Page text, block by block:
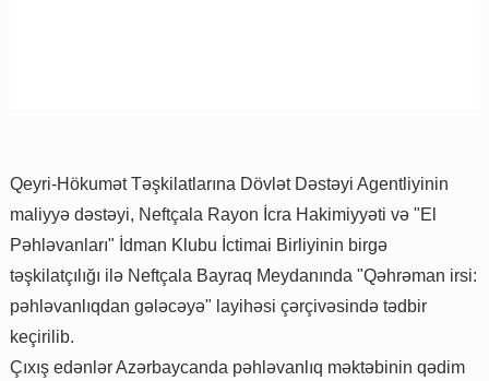
Qeyri-Hökumət Təşkilatlarına Dövlət Dəstəyi Agentliyinin
maliyyə dəstəyi, Neftçala Rayon İcra Hakimiyyəti və "El
Pəhləvanları" İdman Klubu İctimai Birliyinin birgə
təşkilatçılığı ilə Neftçala Bayraq Meydanında "Qəhrəman irsi:
pəhləvanlıqdan gələcəyə" layihəsi çərçivəsində tədbir
keçirilib.
Çıxış edənlər Azərbaycanda pəhləvanlıq məktəbinin qədim